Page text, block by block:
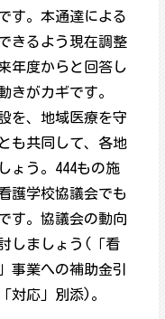
す。本通達による
きるよう現在調整
年度からと回答し
きがカギです。
を、地域医療を守
も共同して、各地
ょう。444もの施
護学校協議会でも
す。協議会の動向
しましょう(「看
事業への補助金引
対応」別添)。